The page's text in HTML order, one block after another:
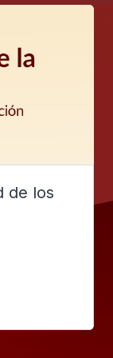
de los